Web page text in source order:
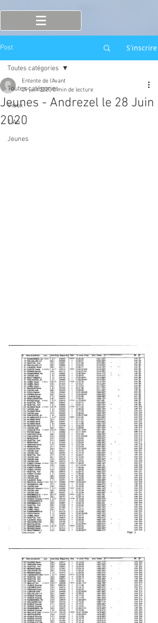
Post S'inscrire
Toutes catégories
Vieux
1 An
Jeunes
Toutes catégories
Jeunes - Andrezel le 28 Juin
2020
Entente de l'Avant
29 juin 2020 0 min de lecture